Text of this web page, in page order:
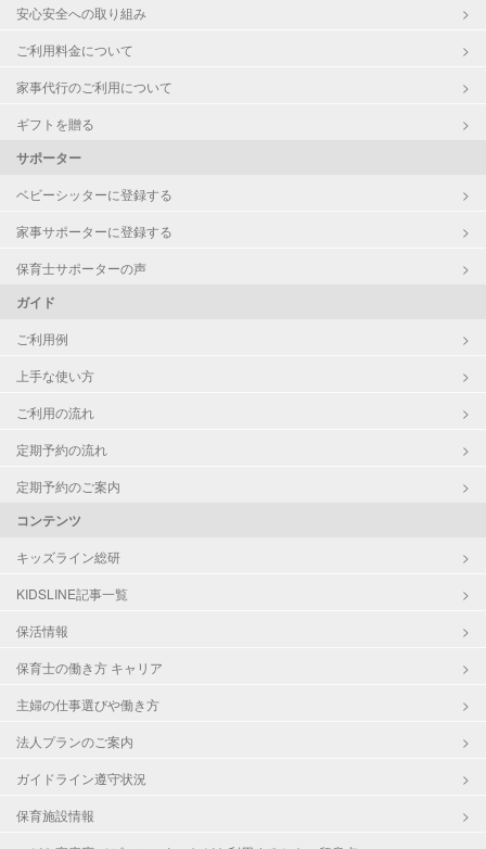
安心安全への取り組み
ご利用料金について
家事代行のご利用について
ギフトを贈る
サポーター
ベビーシッターに登録する
家事サポーターに登録する
保育士サポーターの声
ガイド
ご利用例
上手な使い方
ご利用の流れ
定期予約の流れ
定期予約のご案内
コンテンツ
キッズライン総研
KIDSLINE記事一覧
保活情報
保育士の働き方 キャリア
主婦の仕事選びや働き方
法人プランのご案内
ガイドライン遵守状況
保育施設情報